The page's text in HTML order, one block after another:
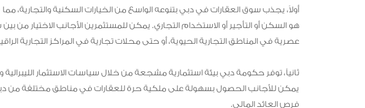
أولاً، يجذب سوق العقارات في دبي بتنوعه الواسع من الخيارات السكنية والتجارية،
هو السكن أو التأجير أو الاستخدام التجاري. يمكن للمستثمرين الأجانب الاختيار من
عصرية في المناطق التجارية الحيوية، أو حتى محلات تجارية في المراكز التجارية
ثانياً، توفر حكومة دبي بيئة استثمارية مشجعة من خلال سياسات الاستثمار الليبرالية
يمكن للأجانب الحصول بسهولة على ملكية حرة للعقارات في مناطق مختلفة من
فرص العائد المالي.